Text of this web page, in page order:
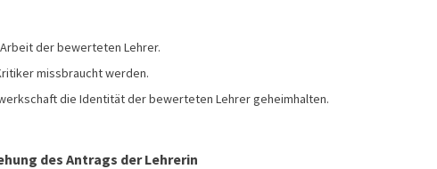
der bewerteten Lehrer.
missbraucht werden.
die Identität der bewerteten Lehrer geheimhalten.
des Antrags der Lehrerin